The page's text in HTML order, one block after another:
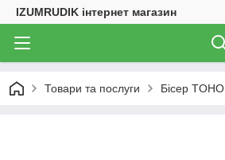
IZUMRUDIK інтернет магазин
Товари та послуги Бісер TOHO